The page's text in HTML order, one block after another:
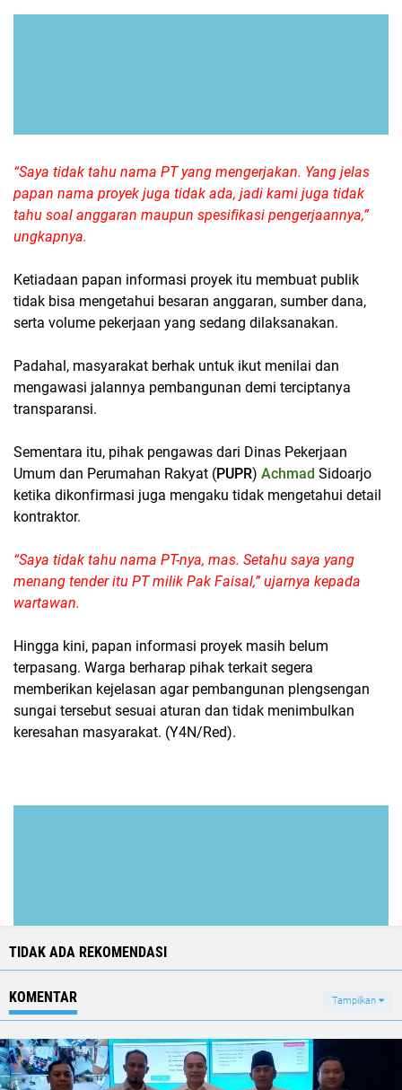
“Saya tidak tahu nama PT yang mengerjakan. Yang jelas
papan nama proyek juga tidak ada, jadi kami juga tidak
tahu soal anggaran maupun spesifikasi pengerjaannya,”
ungkapnya.
Ketiadaan papan informasi proyek itu membuat publik
tidak bisa mengetahui besaran anggaran, sumber dana,
serta volume pekerjaan yang sedang dilaksanakan.
Padahal, masyarakat berhak untuk ikut menilai dan
mengawasi jalannya pembangunan demi terciptanya
transparansi.
Sementara itu, pihak pengawas dari Dinas Pekerjaan
Umum dan Perumahan Rakyat (PUPR) Achmad Sidoarjo
ketika dikonfirmasi juga mengaku tidak mengetahui detail
kontraktor.
“Saya tidak tahu nama PT-nya, mas. Setahu saya yang
menang tender itu PT milik Pak Faisal,” ujarnya kepada
wartawan.
Hingga kini, papan informasi proyek masih belum
terpasang. Warga berharap pihak terkait segera
memberikan kejelasan agar pembangunan plengsengan
sungai tersebut sesuai aturan dan tidak menimbulkan
keresahan masyarakat. (Y4N/Red).
TIDAK ADA REKOMENDASI
KOMENTAR Tampilkan